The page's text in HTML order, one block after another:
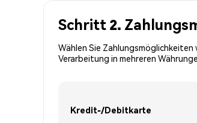
Schritt 2.
Wählen Sie
Verarbeitung in mehreren
Kredit-/Debitkarte